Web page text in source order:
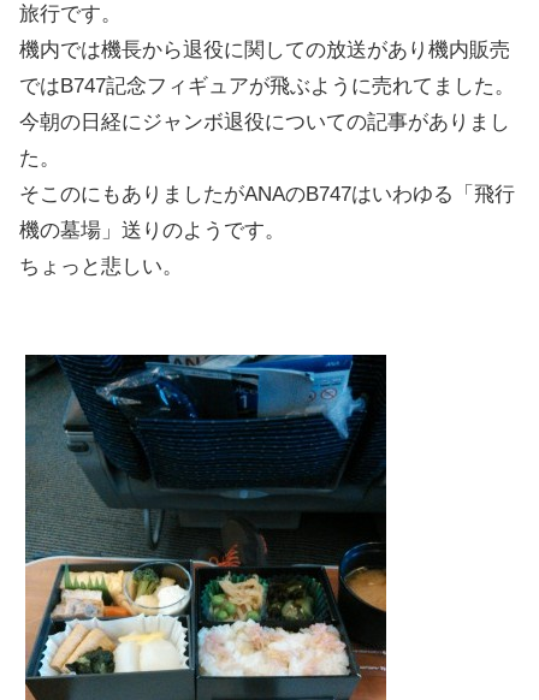
旅行です。
機内では機長から退役に関しての放送があり機内販売
ではB747記念フィギュアが飛ぶように売れてました。
今朝の日経にジャンボ退役についての記事がありまし
た。
そこのにもありましたがANAのB747はいわゆる「飛行
機の墓場」送りのようです。
ちょっと悲しい。